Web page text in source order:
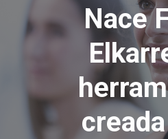
Nace